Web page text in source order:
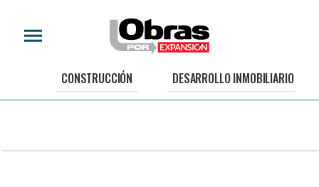
CONSTRUCCIÓN DESARROLLO INMOBILIARIO